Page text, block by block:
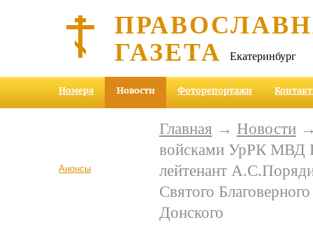
ГАЗЕТА Екатеринбург
Номера Новости Фоторепортажи
Анонсы
Главная → Новости→
войсками УрРК МВД
лейтенант
Святого
Донского